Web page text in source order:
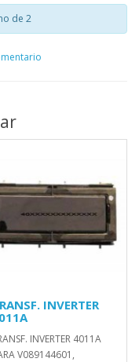
de 2
INVERTER
INVERTER 4011A
V089144601,